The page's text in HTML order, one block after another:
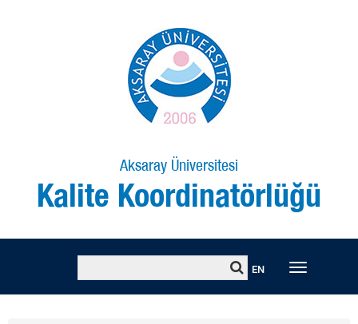
Aksaray Üniversitesi
Kalite Koordinatörlüğü
EN